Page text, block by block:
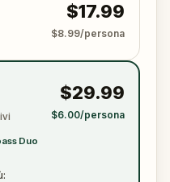
$17.99
$8.99/persona
Duo
$29.99
$6.00/persona